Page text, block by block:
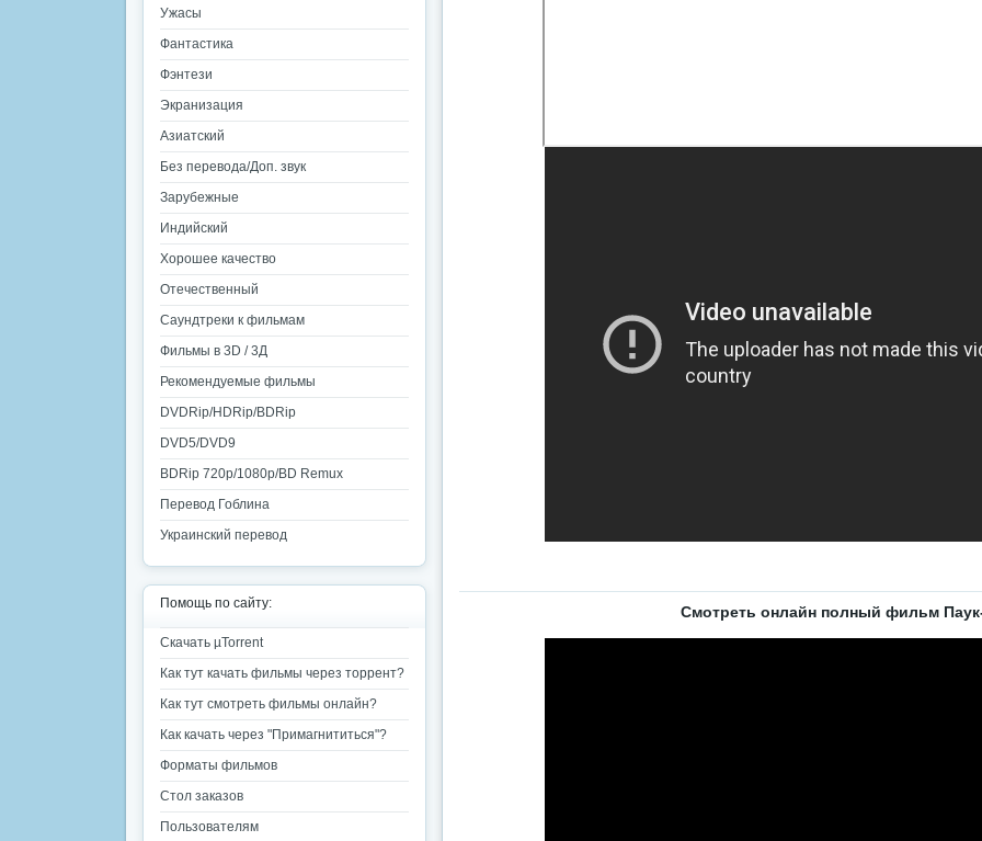
Смотреть онлайн полный фильм
Ужасы
Фантастика
Фэнтези
Экранизация
Азиатский
Без перевода/Доп. звук
Зарубежные
Индийский
Хорошее качество
Отечественный
Саундтреки к фильмам
Фильмы в 3D / 3Д
Рекомендуемые фильмы
DVDRip/HDRip/BDRip
DVD5/DVD9
BDRip 720p/1080p/BD Remux
Перевод Гоблина
Украинский перевод
Помощь по сайту:
Скачать µTorrent
Как тут качать фильмы через торрент?
Как тут смотреть фильмы онлайн?
Как качать через "Примагнититься"?
Форматы фильмов
Стол заказов
Пользователям